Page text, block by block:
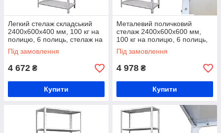
Легкий стелаж складський
2400х600х400 мм, 100 кг на
полицю, 6 полиць, стелаж на
болтових з'єднаннях
Під замовлення
4 672 ₴
Купити
Металевий поличковий
стелаж 2400х600х600 мм,
100 кг на полицю, 6 полиць,
стелаж в архів, стелаж в
аптеку
Під замовлення
4 978 ₴
Купити